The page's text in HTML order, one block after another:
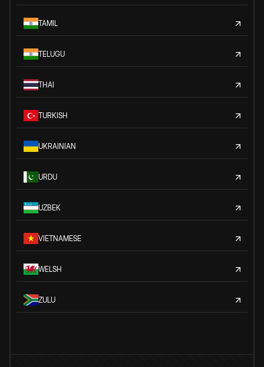
TAMIL
TELUGU
THAI
TURKISH
UKRAINIAN
URDU
UZBEK
VIETNAMESE
WELSH
ZULU